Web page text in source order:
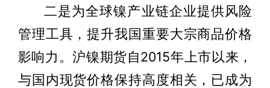
二是为全球镍产业链企业提供风险
管理工具，提升我国重要大宗商品价格
影响力。沪镍期货自2015年上市以来，
与国内现货价格保持高度相关，已成为